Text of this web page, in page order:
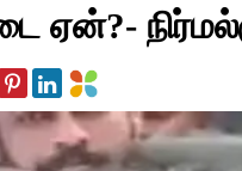
ஏன்?-